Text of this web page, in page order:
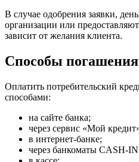
В случае одобрения заявки,
организации или
зависит от желания клиента.
Способы
Оплатить потребительский
способами:
на сайте банка;
через сервис «Мой
в интернет-банке;
через банкоматы CASH-